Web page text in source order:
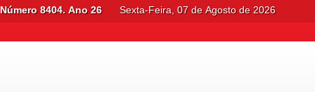
Número 8404. Ano 26 Sexta-Feira, 07 de Agosto de 2026